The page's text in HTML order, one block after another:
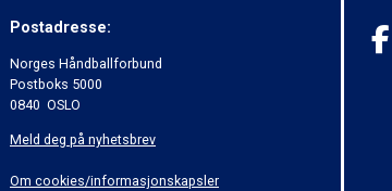
Postadresse:
Norges Håndballforbund
Postboks 5000
0840 OSLO
Meld deg på nyhetsbrev
Om cookies/informasjonskapsler